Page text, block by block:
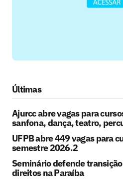
Últimas
Ajurcc abre vagas para
sanfona, dança, teatro,
UFPB abre 449 vagas para
semestre 2026.2
Seminário defende
direitos na Paraíba